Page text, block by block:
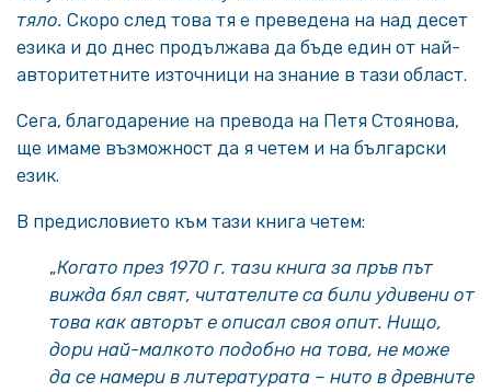
тяло. Скоро след това тя е преведена на над десет
езика и до днес продължава да бъде един от най-
авторитетните източници на знание в тази област.
Сега, благодарение на превода на Петя Стоянова,
ще имаме възможност да я четем и на български
език.
В предисловието към тази книга четем:
„Когато през 1970 г. тази книга за пръв път
вижда бял свят, читателите са били удивени от
това как авторът е описал своя опит. Нищо,
дори най-малкото подобно на това, не може
да се намери в литературата – нито в древните